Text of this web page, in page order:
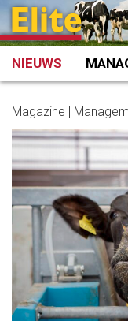
Spring
naar
inhoud
NIEUWS
Magazine |